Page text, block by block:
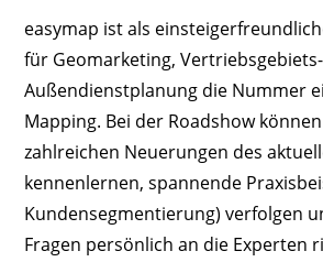
easymap ist als
für Geomarketing,
Außendienstplanung die Nummer
Mapping. Bei der Roadshow
zahlreichen Neuerungen des
kennenlernen, spannende
Kundensegmentierung) verfolgen
Fragen persönlich an die Experten